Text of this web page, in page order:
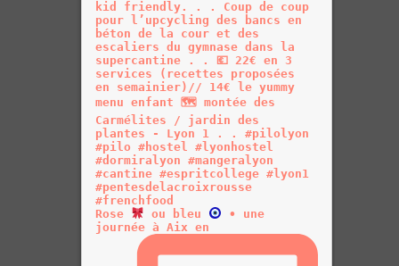
Rose ou bleu
• une
journée à Aix en